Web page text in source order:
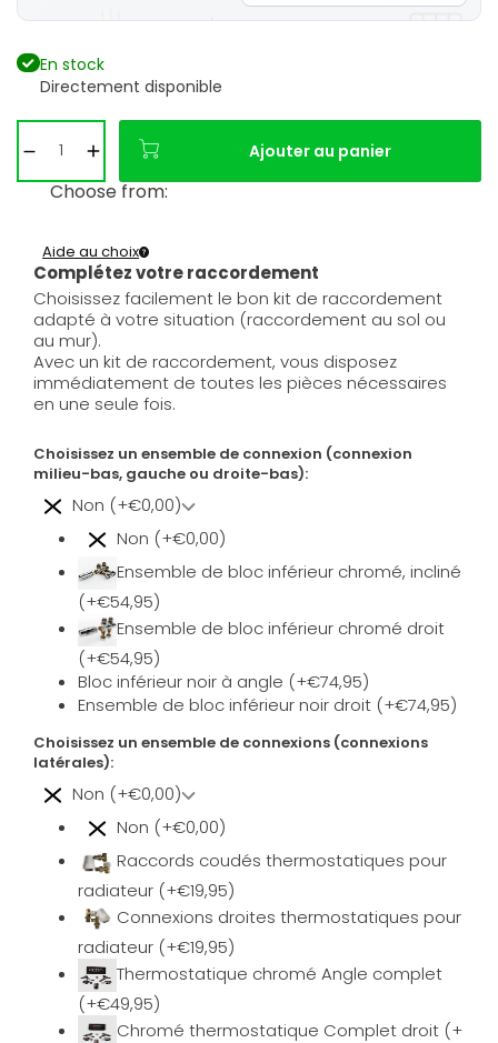
En stock
Directement disponible
Ajouter au panier
Choose from:
Complétez votre raccordement
Aide au choix
Choisissez facilement le bon kit de raccordement
adapté à votre situation (raccordement au sol ou
au mur).
Avec un kit de raccordement, vous disposez
immédiatement de toutes les pièces nécessaires
en une seule fois.
Choisissez un ensemble de connexion (connexion
milieu-bas, gauche ou droite-bas):
Non (+€0,00)
Non (+€0,00)
Ensemble de bloc inférieur chromé, incliné
(+€54,95)
Ensemble de bloc inférieur chromé droit
(+€54,95)
Bloc inférieur noir à angle (+€74,95)
Ensemble de bloc inférieur noir droit (+€74,95)
Choisissez un ensemble de connexions (connexions
latérales):
Non (+€0,00)
Non (+€0,00)
Raccords coudés thermostatiques pour
radiateur (+€19,95)
Connexions droites thermostatiques pour
radiateur (+€19,95)
Thermostatique chromé Angle complet
(+€49,95)
Chromé thermostatique Complet droit (+